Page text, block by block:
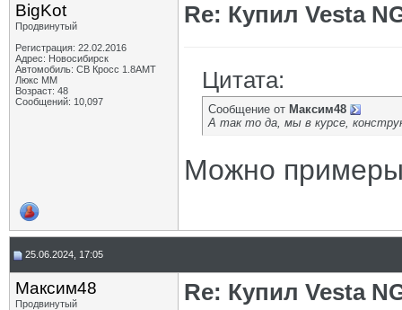
BigKot
Продвинутый
Регистрация: 22.02.2016
Адрес: Новосибирск
Автомобиль: СВ Кросс 1.8АМТ
Люкс ММ
Возраст: 48
Сообщений: 10,097
Re: Купил Vesta
Цитата:
Сообщение от Максим48
А так то да, мы в курсе,
Можно
25.06.2024, 17:05
Максим48
Продвинутый
Re: Купил Vesta